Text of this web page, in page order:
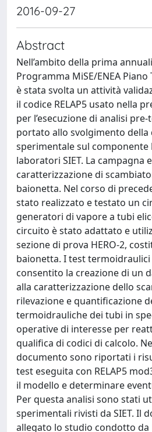
2016-09-27
Abstract
Nell’ambito della prima
Programma MiSE/ENEA Piano
è stata svolta un attività
il codice RELAP5 usato nella
per l’esecuzione di analisi
portato allo svolgimento della
sperimentale sul componente
laboratori SIET. La campagna
caratterizzazione di
baionetta. Nel corso di
stato realizzato e testato un
generatori di vapore a tubi
circuito è stato adattato e
sezione di prova HERO-2,
baionetta. I test
consentito la creazione di un
alla caratterizzazione dello
rilevazione e quantificazione
termoidrauliche dei tubi in
operative di interesse per
qualifica di codici di calcolo.
documento sono riportati i
test eseguita con RELAP5
il modello e determinare
Per questa analisi sono stati
sperimentali rivisti da SIET. Il
allegato lo studio condotto da